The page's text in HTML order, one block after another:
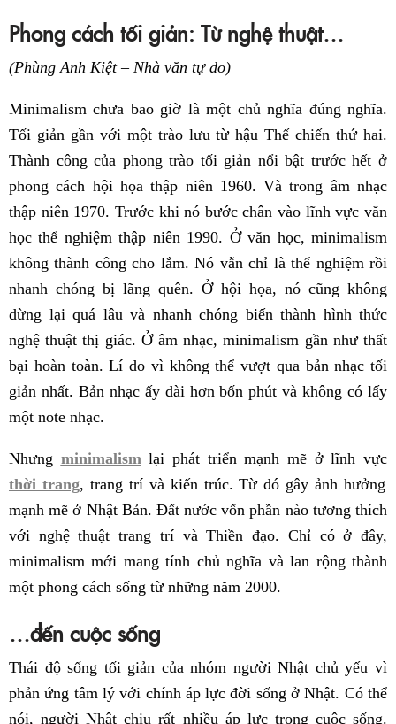
Phong cách tối giản: Từ nghệ thuật…
(Phùng Anh Kiệt – Nhà văn tự do)
Minimalism chưa bao giờ là một chủ nghĩa đúng nghĩa.
Tối giản gần với một trào lưu từ hậu Thế chiến thứ hai.
Thành công của phong trào tối giản nổi bật trước hết ở
phong cách hội họa thập niên 1960. Và trong âm nhạc
thập niên 1970. Trước khi nó bước chân vào lĩnh vực văn
học thể nghiệm thập niên 1990. Ở văn học, minimalism
không thành công cho lắm. Nó vẫn chỉ là thể nghiệm rồi
nhanh chóng bị lãng quên. Ở hội họa, nó cũng không
dừng lại quá lâu và nhanh chóng biến thành hình thức
nghệ thuật thị giác. Ở âm nhạc, minimalism gần như thất
bại hoàn toàn. Lí do vì không thể vượt qua bản nhạc tối
giản nhất. Bản nhạc ấy dài hơn bốn phút và không có lấy
một note nhạc.
Nhưng minimalismlại phát triển mạnh mẽ ở lĩnh vực
thời trang, trang trí và kiến trúc. Từ đó gây ảnh hưởng
mạnh mẽ ở Nhật Bản. Đất nước vốn phần nào tương thích
với nghệ thuật trang trí và Thiền đạo. Chỉ có ở đây,
minimalism mới mang tính chủ nghĩa và lan rộng thành
một phong cách sống từ những năm 2000.
…đến cuộc sống
Thái độ sống tối giản của nhóm người Nhật chủ yếu vì
phản ứng tâm lý với chính áp lực đời sống ở Nhật. Có thể
nói, người Nhật chịu rất nhiều áp lực trong cuộc sống.